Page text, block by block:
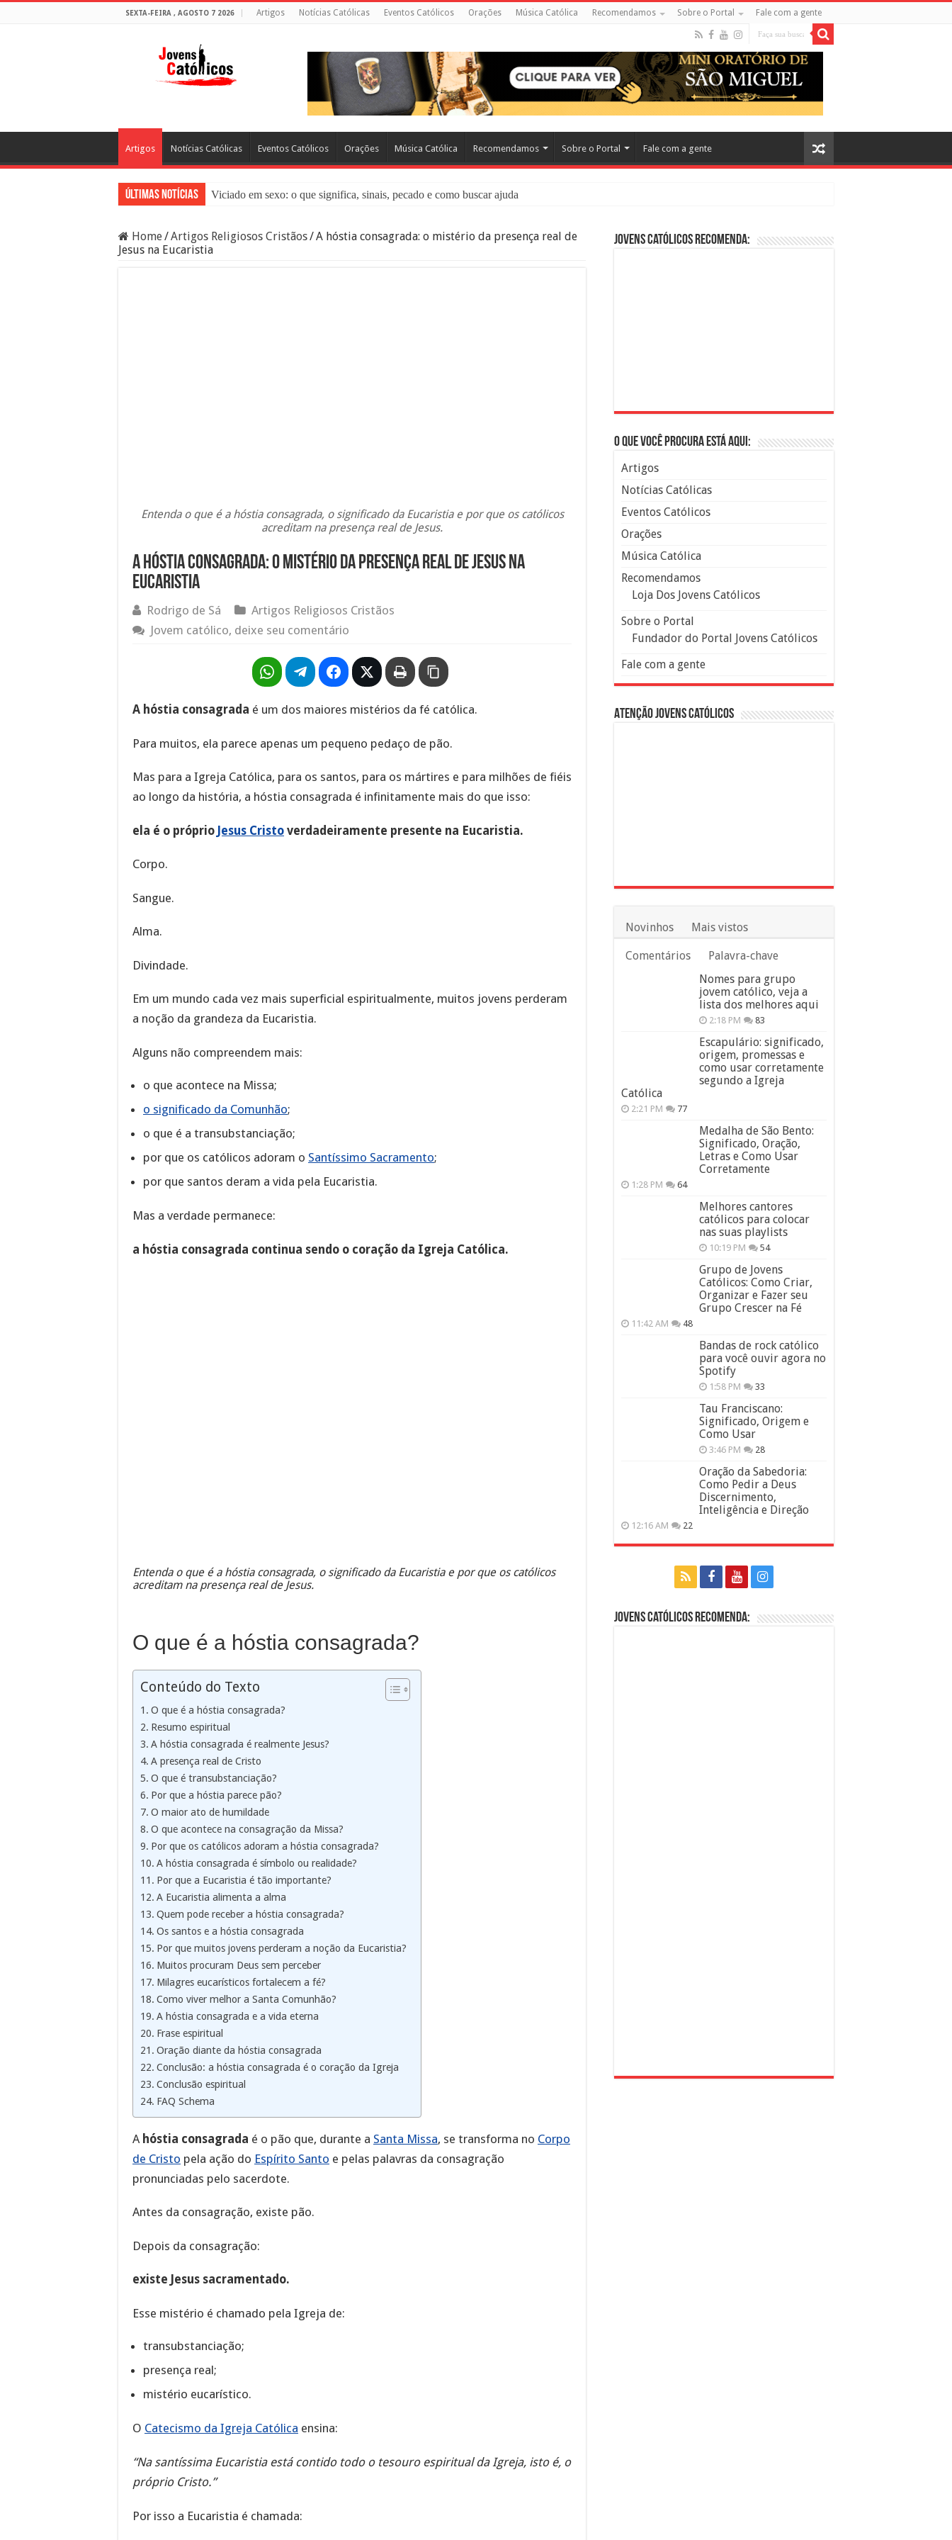
SEXTA-FEIRA , AGOSTO 7 2026 Artigos Notícias Católicas Eventos Católicos Orações Música Católica Recomendamos Sobre o Portal Fale com a gente
Artigos Notícias Católicas Eventos Católicos Orações Música Católica Recomendamos Sobre o Portal Fale com a gente
Últimas Notícias
Viciado em sexo: o que significa, sinais, pecado e como buscar ajuda
Filme Sagrado Coração – Seu Reino Não Terá Fim: O Documentário Que Vai Tocar os Católicos no Cinema
Home/Artigos Religiosos Cristãos/A hóstia consagrada: o mistério da presença real de
Jesus na Eucaristia
Entenda o que é a hóstia consagrada, o significado da Eucaristia e por que os católicos
acreditam na presença real de Jesus.
A hóstia consagrada: o mistério da presença real de Jesus na
Eucaristia
Rodrigo de Sá
Artigos Religiosos Cristãos
Jovem católico, deixe seu comentário
A hóstia consagrada é um dos maiores mistérios da fé católica.
Para muitos, ela parece apenas um pequeno pedaço de pão.
Mas para a Igreja Católica, para os santos, para os mártires e para milhões de fiéis
ao longo da história, a hóstia consagrada é infinitamente mais do que isso:
ela é o próprio Jesus Cristo verdadeiramente presente na Eucaristia.
Corpo.
Sangue.
Alma.
Divindade.
Em um mundo cada vez mais superficial espiritualmente, muitos jovens perderam
a noção da grandeza da Eucaristia.
Alguns não compreendem mais:
o que acontece na Missa;
o significado da Comunhão;
o que é a transubstanciação;
por que os católicos adoram o Santíssimo Sacramento;
por que santos deram a vida pela Eucaristia.
Mas a verdade permanece:
a hóstia consagrada continua sendo o coração da Igreja Católica.
Entenda o que é a hóstia consagrada, o significado da Eucaristia e por que os católicos
acreditam na presença real de Jesus.
O que é a hóstia consagrada?
Conteúdo do Texto
O que é a hóstia consagrada?
Resumo espiritual
A hóstia consagrada é realmente Jesus?
A presença real de Cristo
O que é transubstanciação?
Por que a hóstia parece pão?
O maior ato de humildade
O que acontece na consagração da Missa?
Por que os católicos adoram a hóstia consagrada?
A hóstia consagrada é símbolo ou realidade?
Por que a Eucaristia é tão importante?
A Eucaristia alimenta a alma
Quem pode receber a hóstia consagrada?
Os santos e a hóstia consagrada
Por que muitos jovens perderam a noção da Eucaristia?
Muitos procuram Deus sem perceber
Milagres eucarísticos fortalecem a fé?
Como viver melhor a Santa Comunhão?
A hóstia consagrada e a vida eterna
Frase espiritual
Oração diante da hóstia consagrada
Conclusão: a hóstia consagrada é o coração da Igreja
Conclusão espiritual
FAQ Schema
A hóstia consagrada é o pão que, durante a Santa Missa, se transforma no Corpo
de Cristo pela ação do Espírito Santo e pelas palavras da consagração
pronunciadas pelo sacerdote.
Antes da consagração, existe pão.
Depois da consagração:
existe Jesus sacramentado.
Esse mistério é chamado pela Igreja de:
transubstanciação;
presença real;
mistério eucarístico.
O Catecismo da Igreja Católica ensina:
“Na santíssima Eucaristia está contido todo o tesouro espiritual da Igreja, isto é, o
próprio Cristo.”
Por isso a Eucaristia é chamada:
Jovens Católicos Recomenda:
O que você procura está aqui:
Artigos
Notícias Católicas
Eventos Católicos
Orações
Música Católica
Recomendamos
Loja Dos Jovens Católicos
Sobre o Portal
Fundador do Portal Jovens Católicos
Fale com a gente
Atenção Jovens Católicos
Novinhos Mais vistos
Comentários
Palavra-chave
Nomes para grupo
jovem católico, veja a
lista dos melhores aqui
2:18 PM 83
Escapulário: significado,
origem, promessas e
como usar corretamente
segundo a Igreja
Católica
2:21 PM 77
Medalha de São Bento:
Significado, Oração,
Letras e Como Usar
Corretamente
1:28 PM 64
Melhores cantores
católicos para colocar
nas suas playlists
10:19 PM 54
Grupo de Jovens
Católicos: Como Criar,
Organizar e Fazer seu
Grupo Crescer na Fé
11:42 AM 48
Bandas de rock católico
para você ouvir agora no
Spotify
1:58 PM 33
Tau Franciscano:
Significado, Origem e
Como Usar
3:46 PM 28
Oração da Sabedoria:
Como Pedir a Deus
Discernimento,
Inteligência e Direção
12:16 AM 22
Jovens Católicos Recomenda: